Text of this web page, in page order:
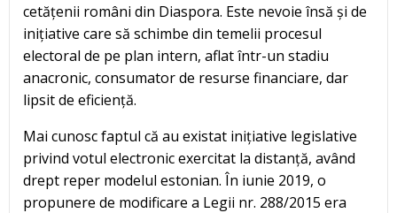
cetățenii români din Diaspora. Este nevoie însă și de
inițiative care să schimbe din temelii procesul
electoral de pe plan intern, aflat într-un stadiu
anacronic, consumator de resurse financiare, dar
lipsit de eficiență.
Mai cunosc faptul că au existat inițiative legislative
privind votul electronic exercitat la distanță, având
drept reper modelul estonian. În iunie 2019, o
propunere de modificare a Legii nr. 288/2015 era